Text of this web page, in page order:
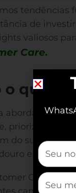
tendências
de
valiosos
Care.
que é
abordagem
priorizando
do suporte
entre a
Care atua